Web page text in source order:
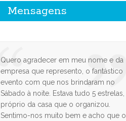
Mensagens
Quero agradecer em meu nome e da
empresa que represento, o fantástico
evento com que nos brindaram no
Sábado à noite. Estava tudo 5 estrelas,
próprio da casa que o organizou.
Sentimo-nos muito bem e acho que o